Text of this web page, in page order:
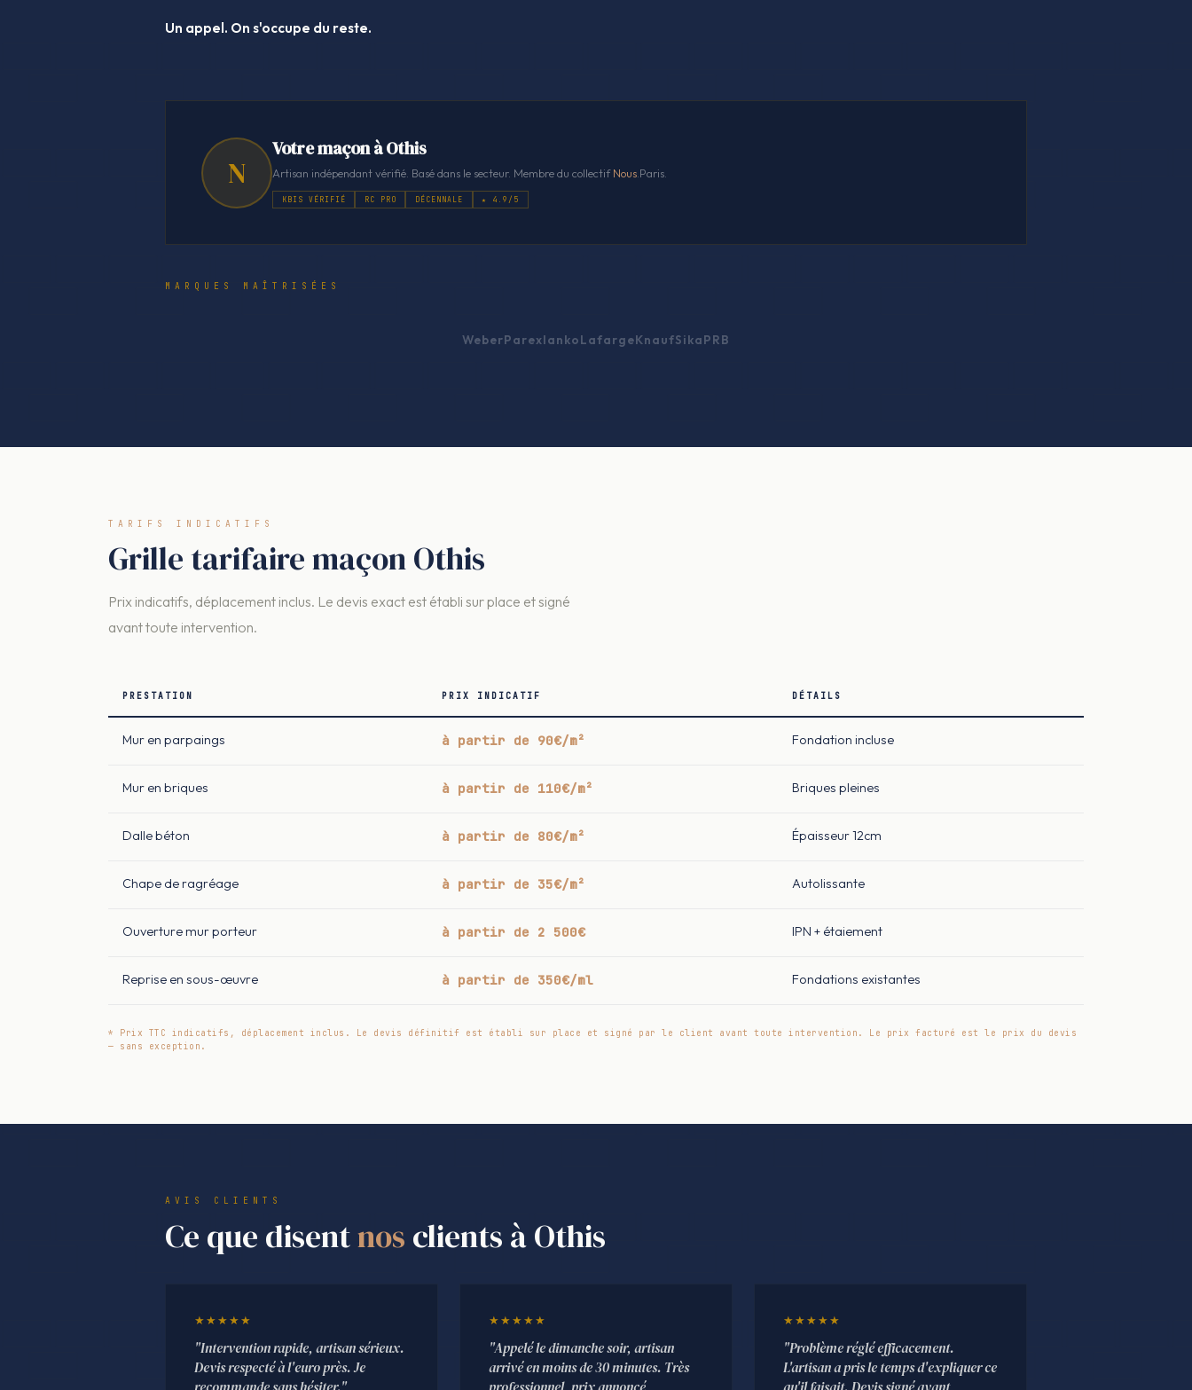
Un appel. On s'occupe du reste.
N
Votre maçon à Othis
Artisan indépendant vérifié. Basé dans le secteur. Membre du collectifNous.Paris.
KBIS VÉRIFIÉ RC PRO DÉCENNALE ★ 4.9/5
MARQUES MAÎTRISÉES
WeberParexlankoLafargeKnaufSikaPRB
TARIFS INDICATIFS
Grille tarifaire maçon Othis
Prix indicatifs, déplacement inclus. Le devis exact est établi sur place et signé
avant toute intervention.
PRESTATION PRIX INDICATIF DÉTAILS
Mur en parpaings à partir de 90€/m² Fondation incluse
Mur en briques à partir de 110€/m² Briques pleines
Dalle béton à partir de 80€/m² Épaisseur 12cm
Chape de ragréage à partir de 35€/m² Autolissante
Ouverture mur porteur à partir de 2 500€ IPN + étaiement
Reprise en sous-œuvre à partir de 350€/ml Fondations existantes
* Prix TTC indicatifs, déplacement inclus. Le devis définitif est établi sur place et signé par le client avant toute intervention. Le prix facturé est le prix du devis
— sans exception.
AVIS CLIENTS
Ce que disentnos clients à Othis
★★★★★
"Intervention rapide, artisan sérieux.
Devis respecté à l'euro près. Je
★★★★★
"Appelé le dimanche soir, artisan
arrivé en moins de 30 minutes. Très
★★★★★
"Problème réglé efficacement.
L'artisan a pris le temps d'expliquer ce